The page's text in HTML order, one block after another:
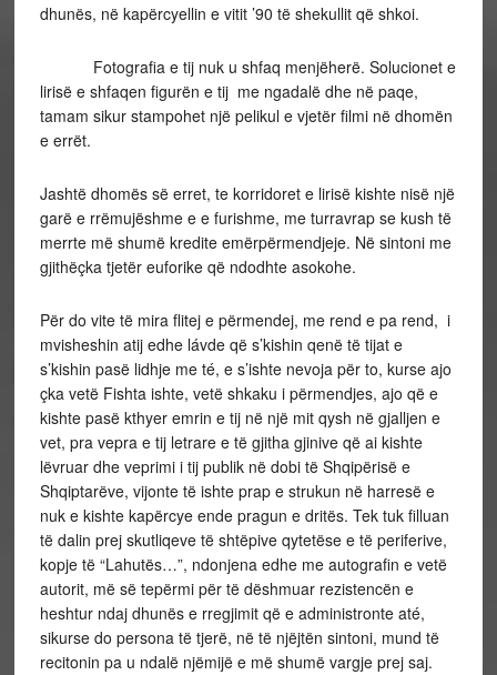
dhunës, në kapërcyellin e vitit ’90 të shekullit që shkoi.
Fotografia e tij nuk u shfaq menjëherë. Solucionet e
lirisë e shfaqen figurën e tij me ngadalë dhe në paqe,
tamam sikur stampohet një pelikul e vjetër filmi në dhomën
e errët.
Jashtë dhomës së erret, te korridoret e lirisë kishte nisë një
garë e rrëmujëshme e e furishme, me turravrap se kush të
merrte më shumë kredite emërpërmendjeje. Në sintoni me
gjithëçka tjetër euforike që ndodhte asokohe.
Për do vite të mira flitej e përmendej, me rend e pa rend, i
mvisheshin atij edhe lávde që s’kishin qenë të tijat e
s’kishin pasë lidhje me té, e s’ishte nevoja për to, kurse ajo
çka vetë Fishta ishte, vetë shkaku i përmendjes, ajo që e
kishte pasë kthyer emrin e tij në një mit qysh në gjalljen e
vet, pra vepra e tij letrare e të gjitha gjinive që ai kishte
lëvruar dhe veprimi i tij publik në dobi të Shqipërisë e
Shqiptarëve, vijonte të ishte prap e strukun në harresë e
nuk e kishte kapërcye ende pragun e dritës. Tek tuk filluan
të dalin prej skutliqeve të shtëpive qytetëse e të periferive,
kopje të “Lahutës…”, ndonjena edhe me autografin e vetë
autorit, më së tepërmi për të dëshmuar rezistencën e
heshtur ndaj dhunës e rregjimit që e administronte até,
sikurse do persona të tjerë, në të njëjtën sintoni, mund të
recitonin pa u ndalë njëmijë e më shumë vargje prej saj.